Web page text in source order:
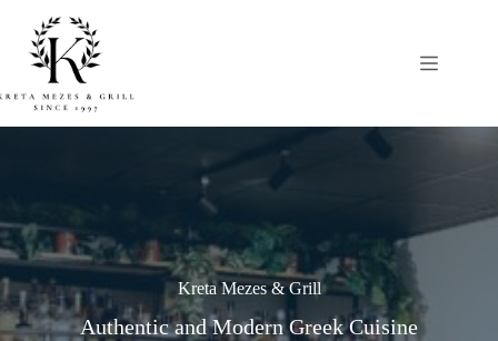
inhoud
Kreta Mezes & Grill
Authentic and Modern Greek Cuisine